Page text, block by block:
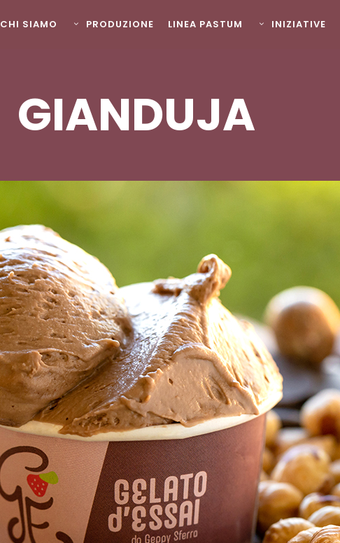
CHI SIAMO PRODUZIONE LINEA PASTUM INIZIATIVE
GIANDUJA